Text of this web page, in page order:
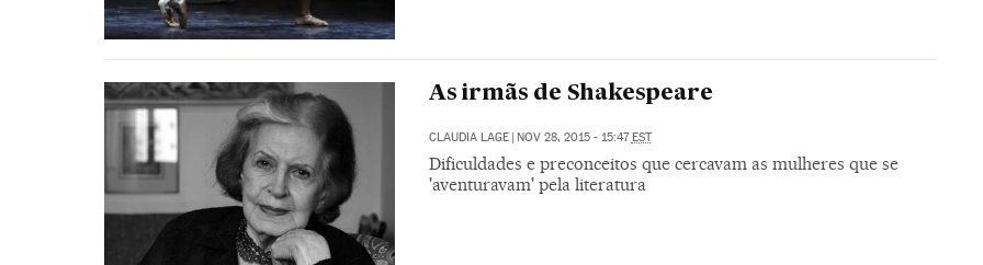
As irmãs de Shakespeare
CLAUDIA LAGE NOV 28, 2015 - 15:47 EST
Dificuldades e preconceitos que cercavam as mulheres que se
'aventuravam' pela literatura